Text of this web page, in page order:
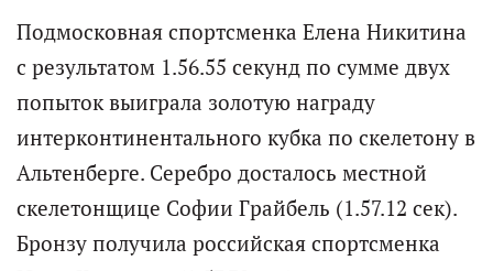
Подмосковная спортсменка Елена Никитина
с результатом 1.56.55 секунд по сумме двух
попыток выиграла золотую награду
интерконтинентального кубка по скелетону в
Альтенберге. Серебро досталось местной
скелетонщице Софии Грайбель (1.57.12 сек).
Бронзу получила российская спортсменка